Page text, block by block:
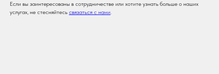
Если вы заинтересованы в сотрудничестве или хотите узнать больше о наших
услугах, не стесняйтесь связаться с нами.